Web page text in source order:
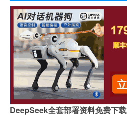
DeepSeek全套部署资料免费下载